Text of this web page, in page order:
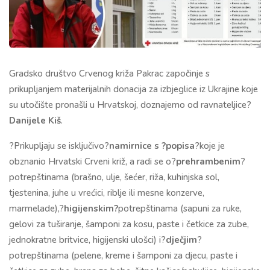
Gradsko društvo Crvenog križa Pakrac započinje s
prikupljanjem materijalnih donacija za izbjeglice iz Ukrajine koje
su utočište pronašli u Hrvatskoj, doznajemo od ravnateljice?
Danijele Kiš.
?Prikupljaju se isključivo?namirnice s ?popisa?koje je
obznanio Hrvatski Crveni križ, a radi se o?prehrambenim?
potrepštinama (brašno, ulje, šećer, riža, kuhinjska sol,
tjestenina, juhe u vrećici, riblje ili mesne konzerve,
marmelade),?higijenskim?potrepštinama (sapuni za ruke,
gelovi za tuširanje, šamponi za kosu, paste i četkice za zube,
jednokratne britvice, higijenski ulošci) i?dječjim?
potrepštinama (pelene, kreme i šamponi za djecu, paste i